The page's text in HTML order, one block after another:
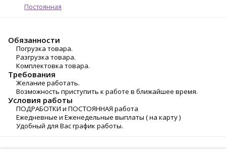
Постоянная
Обязанности
Погрузка товара.
Разгрузка товара.
Комплектовка товара.
Требования
Желание работать.
Возможность приступить к работе в ближайшее время.
Условия работы
ПОДРАБОТКИ и ПОСТОЯННАЯ работа
Ежедневные и Еженедельные выплаты ( на карту )
Удобный для Вас график работы.